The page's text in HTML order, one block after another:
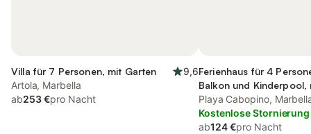
Villa für 7 Personen, mit Garten
9,6
Artola, Marbella
ab253 €pro Nacht
Ferienhaus für 4
Balkon und Kinderpool,
Haustier
Playa Cabopino,
Kostenlose Stornierung
ab124 €pro Nacht